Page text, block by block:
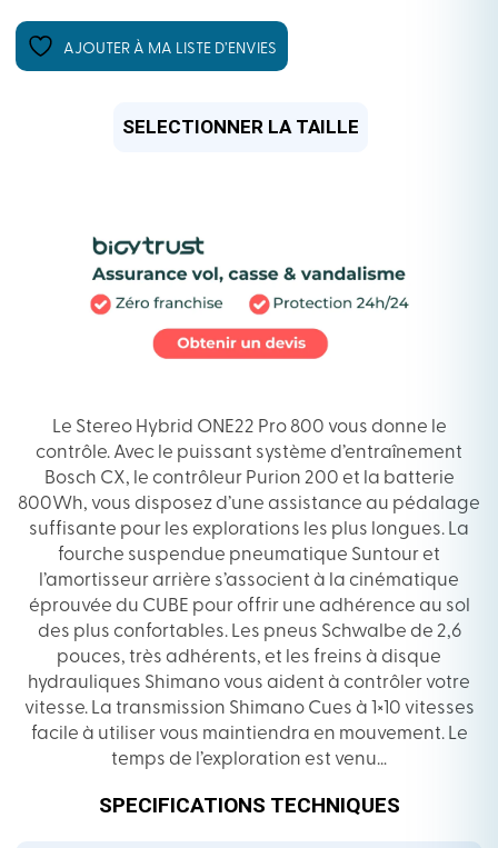
AJOUTER À MA LISTE D’ENVIES
Le Stereo Hybrid ONE22 Pro 800 vous donne le
contrôle. Avec le puissant système d’entraînement
Bosch CX, le contrôleur Purion 200 et la batterie
800Wh, vous disposez d’une assistance au pédalage
suffisante pour les explorations les plus longues. La
fourche suspendue pneumatique Suntour et
l’amortisseur arrière s’associent à la cinématique
éprouvée du CUBE pour offrir une adhérence au sol
des plus confortables. Les pneus Schwalbe de 2,6
pouces, très adhérents, et les freins à disque
hydrauliques Shimano vous aident à contrôler votre
vitesse. La transmission Shimano Cues à 1×10 vitesses
facile à utiliser vous maintiendra en mouvement. Le
temps de l’exploration est venu…
SPECIFICATIONS TECHNIQUES